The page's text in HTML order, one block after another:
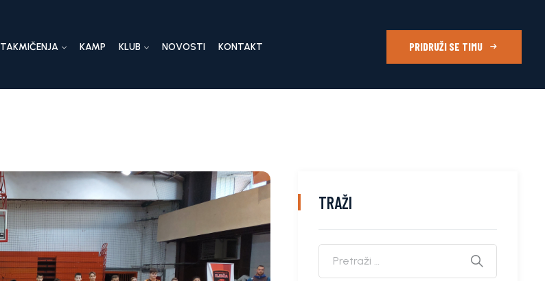
TAKMIČENJA KAMP KLUB NOVOSTI KONTAKT PRIDRUŽI SE TIMU
TRAŽI